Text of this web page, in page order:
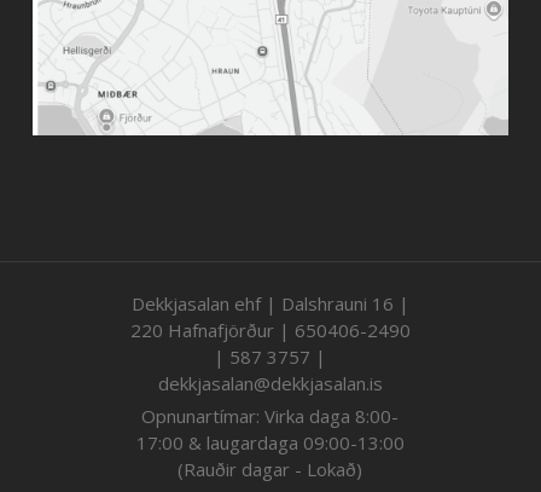
Dekkjasalan ehf | Dalshrauni 16 |
220 Hafnafjörður | 650406-2490
| 587 3757 |
dekkjasalan@dekkjasalan.is
Opnunartímar: Virka daga 8:00-
17:00 & laugardaga 09:00-13:00
(Rauðir dagar - Lokað)